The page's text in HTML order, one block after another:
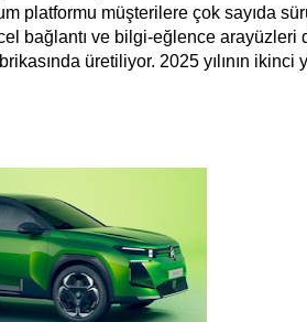
müşterilere çok sayıda
bağlantı ve bilgi-eğlence arayüzleri
üretiliyor. 2025 yılının ikinci